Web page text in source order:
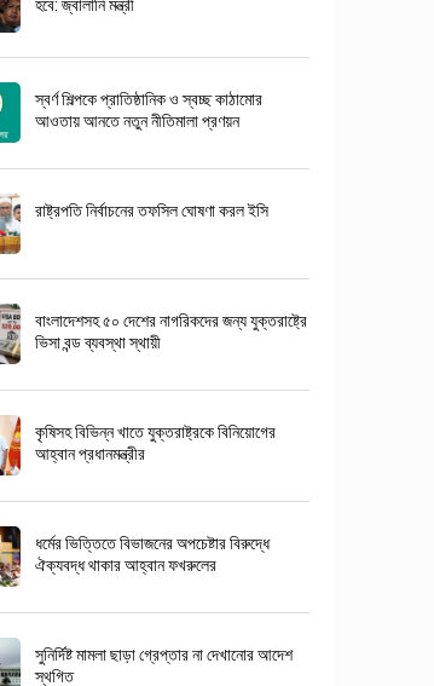
হবে: জ্বালানি মন্ত্রী
স্বর্ণ শিল্পকে প্রাতিষ্ঠানিক ও স্বচ্ছ কাঠামোর
আওতায় আনতে নতুন নীতিমালা প্রণয়ন
রাষ্ট্রপতি নির্বাচনের তফসিল ঘোষণা করল ইসি
বাংলাদেশসহ ৫০ দেশের নাগরিকদের জন্য যুক্তরাষ্ট্রে
ভিসা বন্ড ব্যবস্থা স্থায়ী
কৃষিসহ বিভিন্ন খাতে যুক্তরাষ্ট্রকে বিনিয়োগের
আহ্বান প্রধানমন্ত্রীর
ধর্মের ভিত্তিতে বিভাজনের অপচেষ্টার বিরুদ্ধে
ঐক্যবদ্ধ থাকার আহ্বান ফখরুলের
সুনির্দিষ্ট মামলা ছাড়া গ্রেপ্তার না দেখানোর আদেশ
স্থগিত